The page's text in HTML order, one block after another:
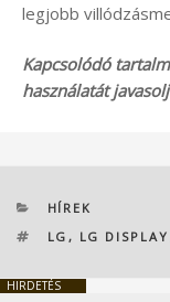
legjobb
Kapcsolódó
használatát
KATEGÓRIÁK
HÍREK
CÍMKÉK
LG , LG DISPLAY
HIRDETÉS